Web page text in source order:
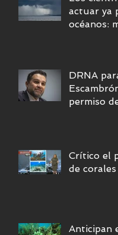
actuar ya
océanos:
DRNA
permiso
Crítico el
de
Anticipan